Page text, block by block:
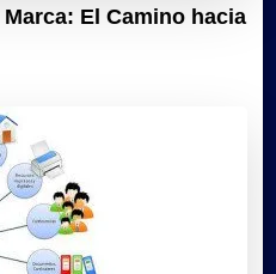
El Camino hacia